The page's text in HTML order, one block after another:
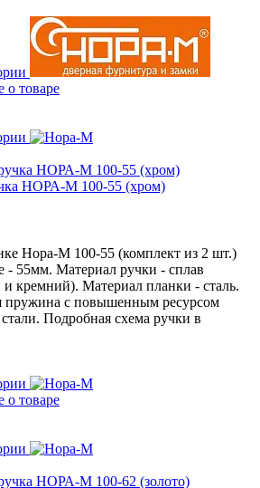
о товаре
НОРА-М 100-55 (хром)
Нора-М 100-55 (комплект из 2 шт.)
- 55мм. Материал ручки - сплав
кремний). Материал планки - сталь.
пружина с повышенным ресурсом
Подробная схема ручки в
о товаре